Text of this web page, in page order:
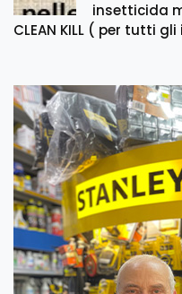
insetticida
CLEAN KILL ( per tutti